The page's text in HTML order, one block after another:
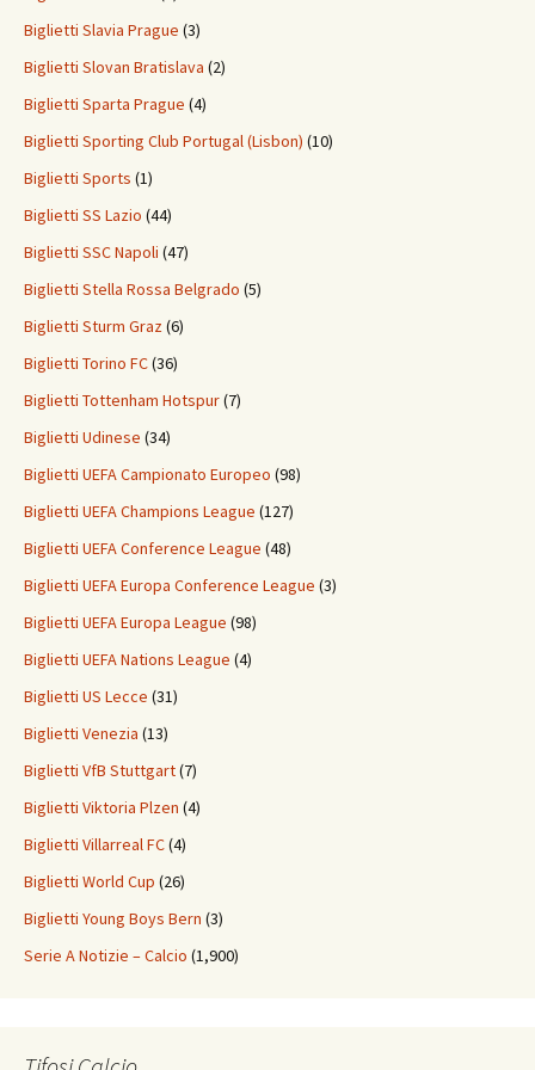
Biglietti Slavia Prague (3)
Biglietti Slovan Bratislava (2)
Biglietti Sparta Prague (4)
Biglietti Sporting Club Portugal (Lisbon) (10)
Biglietti Sports (1)
Biglietti SS Lazio (44)
Biglietti SSC Napoli (47)
Biglietti Stella Rossa Belgrado (5)
Biglietti Sturm Graz(6)
Biglietti Torino FC(36)
Biglietti Tottenham Hotspur(7)
Biglietti Udinese (34)
Biglietti UEFA Campionato Europeo (98)
Biglietti UEFA Champions League (127)
Biglietti UEFA Conference League (48)
Biglietti UEFA Europa Conference League (3)
Biglietti UEFA Europa League (98)
Biglietti UEFA Nations League (4)
Biglietti US Lecce (31)
Biglietti Venezia (13)
Biglietti VfB Stuttgart(7)
Biglietti Viktoria Plzen (4)
Biglietti Villarreal FC(4)
Biglietti World Cup (26)
Biglietti Young Boys Bern (3)
Serie A Notizie – Calcio (1,900)